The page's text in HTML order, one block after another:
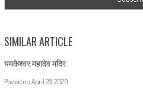
SIMILAR ARTICLE
यमकेश्वर महादेव मंदिर
Posted on April 28, 2020